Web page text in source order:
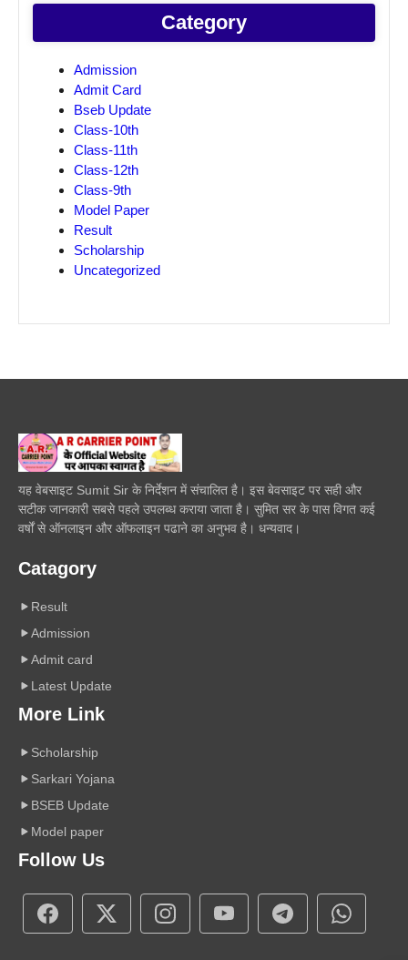
Category
Admission
Admit Card
Bseb Update
Class-10th
Class-11th
Class-12th
Class-9th
Model Paper
Result
Scholarship
Uncategorized
यह वेबसाइट Sumit Sir के निर्देशन में संचालित है। इस बेवसाइट पर सही और
सटीक जानकारी सबसे पहले उपलब्ध कराया जाता है। सुमित सर के पास विगत कई
वर्षों से ऑनलाइन और ऑफलाइन पढाने का अनुभव है। धन्यवाद।
Catagory
Result
Admission
Admit card
Latest Update
More Link
Scholarship
Sarkari Yojana
BSEB Update
Model paper
Follow Us